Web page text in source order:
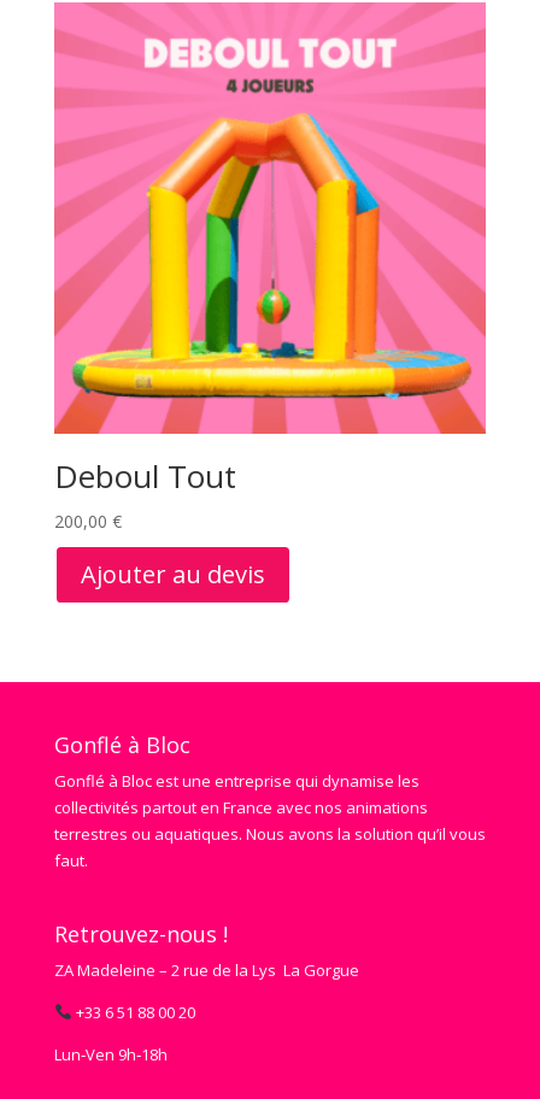
Deboul Tout
200,00 €
Ajouter au devis
Gonflé à Bloc
Gonflé à Bloc est une entreprise qui dynamise les
collectivités partout en France avec nos animations
terrestres ou aquatiques. Nous avons la solution qu’il vous
faut.
Retrouvez-nous !
ZA Madeleine – 2 rue de la Lys La Gorgue
+33 6 51 88 00 20
Lun‑Ven 9h‑18h